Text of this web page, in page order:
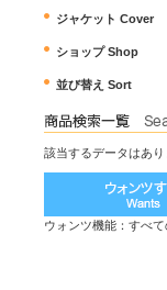
ジャケット Cover
ショップ Shop
並び替え Sort
該当するデータはあり
ウォンツ機能：すべ